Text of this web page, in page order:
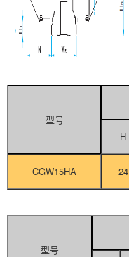
型号
H
CGW15HA 24
型号